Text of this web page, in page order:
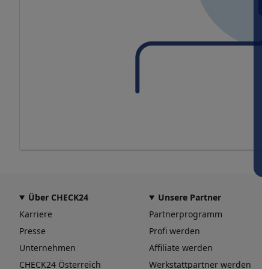
Über CHECK24
Karriere
Presse
Unternehmen
CHECK24 Österreich
Unsere Partner
Partnerprogramm
Profi werden
Affiliate werden
Werkstattpartner werden